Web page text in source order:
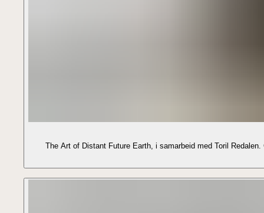
The Art of Distant Future Earth, i samarbeid med Toril